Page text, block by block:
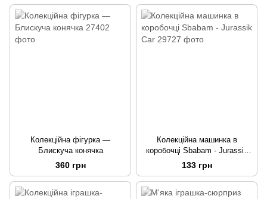
Колекційна фігурка —
Блискуча конячка
360 грн
Колекційна машинка в
коробочці Sbabam - Jurassik
Car
133 грн